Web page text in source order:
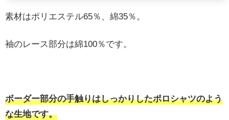
素材はポリエステル65％、綿35％。
袖のレース部分は綿100％です。
ボーダー部分の手触りはしっかりしたポロシャツのよう
な生地です。